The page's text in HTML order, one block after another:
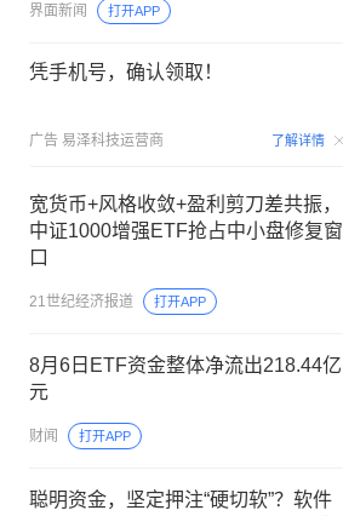
界面新闻 打开APP
凭手机号，确认领取！
广告 易泽科技运营商 了解详情
宽货币+风格收敛+盈利剪刀差共振，
中证1000增强ETF抢占中小盘修复窗
口
21世纪经济报道 打开APP
8月6日ETF资金整体净流出218.44亿
元
财闻 打开APP
聪明资金，坚定押注“硬切软”？软件